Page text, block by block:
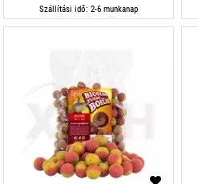
Szállítási idő: 2-6 munkanap